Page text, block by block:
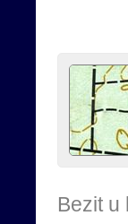
Bezit u